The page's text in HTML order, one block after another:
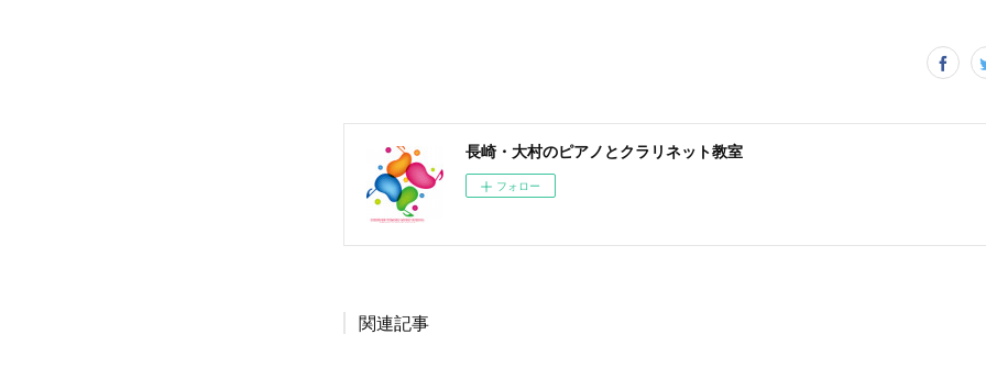
長崎・大村のピアノとクラリネット教室
フォロー
関連記事